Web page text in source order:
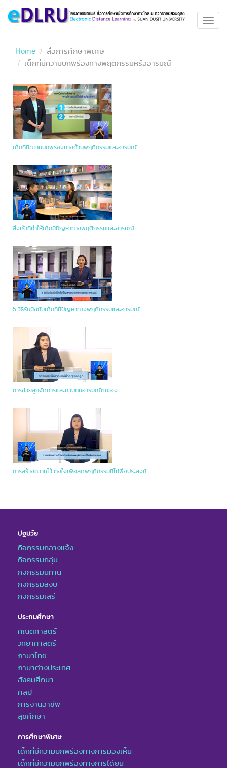
Home
สื่อการศึกษาพิเศษ
เด็กที่มีความบกพร่องทางพฤติกรรมหรืออารมณ์
เด็กที่มีความบกพร่องทางด้านพฤติกรรมและอารมณ์
สิ่งเร้าที่ทำให้เด็กมีปัญหาทางพฤติกรรมและอารมณ์
5 วิธีรับมือกับเด็กที่มีปัญหาทางพฤติกรรมและอารมณ์
การช่วยลูกจัดการและควบคุมอารมณ์ตนเอง
การสร้างความไว้วางใจเพื่อลดพฤติกรรมที่ไม่พึงประสงค์
ปฐมวัย
กิจกรรมกลางแจ้ง
กิจกรรมกลุ่ม
กิจกรรมนิทาน
กิจกรรมสงบ
กิจกรรมเสรี
ประถมศึกษา
คณิตศาสตร์
วิทยาศาสตร์
ภาษาไทย
ภาษาต่างประเทศ
สังคมศึกษา
ศิลปะ
การงานอาชีพ
สุขศึกษา
การศึกษาพิเศษ
เด็กที่มีความบกพร่องทางการมองเห็น
เด็กที่มีความบกพร่องทางการได้ยิน